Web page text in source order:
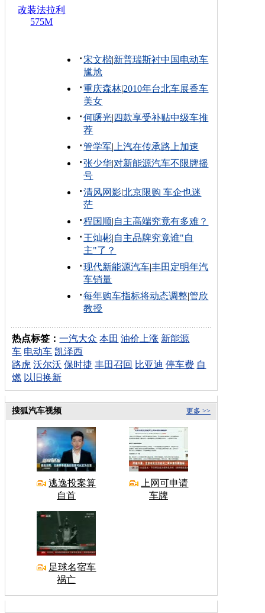
改装法拉利
575M
宋文楷|新普瑞斯衬中国电动车
尴尬
重庆森林|2010年台北车展香车
美女
何曙光| 四款享受补贴中级车推
荐
管学军| 上汽在传承路上加速
张少华|对新能源汽车不限牌摇
号
清风网影|北京限购 车企也迷
茫
程国顺|自主高端究竟有多难？
王灿彬|自主品牌究竟谁"自
主"了？
现代新能源汽车|丰田定明年汽
车销量
每年购车指标将动态调整|管欣
教授
热点标签：一汽大众 本田 油价上涨 新能源
车 电动车 凯泽西
路虎 沃尔沃 保时捷 丰田召回 比亚迪 停车费 自
燃 以旧换新
更多 >>
搜狐汽车视频
逃逸投案算
自首
上网可申请
车牌
足球名宿车
祸亡